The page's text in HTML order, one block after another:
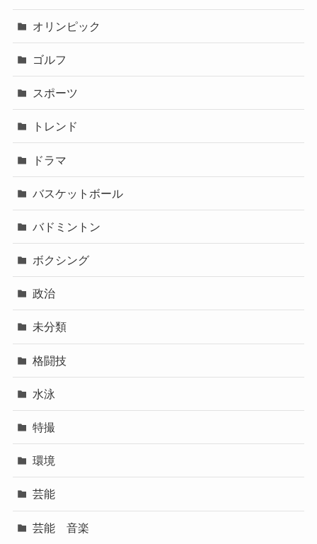
オリンピック
ゴルフ
スポーツ
トレンド
ドラマ
バスケットボール
バドミントン
ボクシング
政治
未分類
格闘技
水泳
特撮
環境
芸能
芸能 音楽